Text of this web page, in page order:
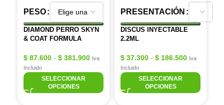
PESO
DIAMOND PERRO SKYN
& COAT FORMULA
$ 87.600 - $ 381.900 Iva
Incluido
SELECCIONAR
OPCIONES
PRESENTACIÓN
DISCUS INYECTABLE
2.2ML
$ 37.300 - $ 186.500 Iva
Incluido
SELECCIONAR
OPCIONES